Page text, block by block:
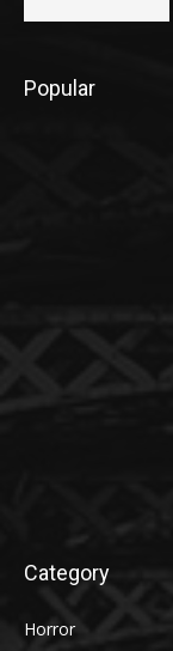
Popular
Category
Horror